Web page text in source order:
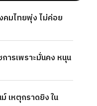
คมไทยพุ่ง ไม่ค่อย
ารเพราะมั่นคง หนุน
เหตุกราดยิง ใน